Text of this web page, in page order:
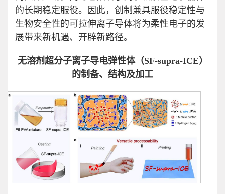
的长期稳定服役。因此，创制兼具服役稳定性与
生物安全性的可拉伸离子导体将为柔性电子的发
展带来新机遇、开辟新路径。
无溶剂超分子离子导电弹性体（SF-supra-ICE）
的制备、结构及加工